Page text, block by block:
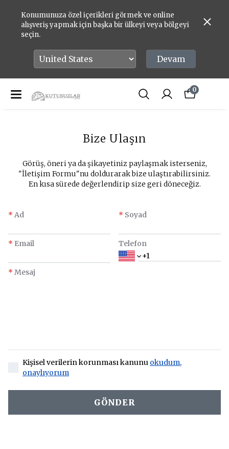
Konumunuza özel içerikleri görmek ve online
alışveriş yapmak için başka bir ülkeyi veya bölgeyi
seçin.
Devam
0
Bize Ulaşın
​Görüş, öneri ya da şikayetiniz paylaşmak isterseniz,
"İletişim Formu"nu doldurarak bize ulaştırabilirsiniz.
En kısa sürede değerlendirip size geri döneceğiz.
* Ad * Soyad
* Email Telefon
* Mesaj
Kişisel verilerin korunması kanunu okudum,
onaylıyorum
GÖNDER